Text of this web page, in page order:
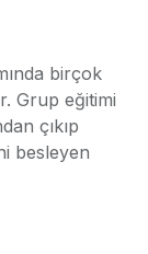
birçok
Grup eğitimi
çıkıp
besleyen